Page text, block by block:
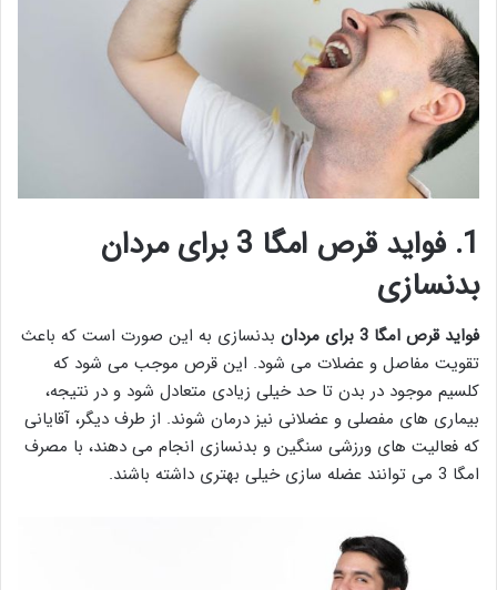
1. فواید قرص امگا 3 برای مردان
بدنسازی
فواید قرص امگا 3 برای مردان
بدنسازی به این صورت است که باعث
تقویت مفاصل و عضلات می شود. این قرص موجب می شود که
کلسیم موجود در بدن تا حد خیلی زیادی متعادل شود و در نتیجه،
بیماری های مفصلی و عضلانی نیز درمان شوند. از طرف دیگر، آقایانی
که فعالیت های ورزشی سنگین و بدنسازی انجام می دهند، با مصرف
امگا 3 می توانند عضله سازی خیلی بهتری داشته باشند.